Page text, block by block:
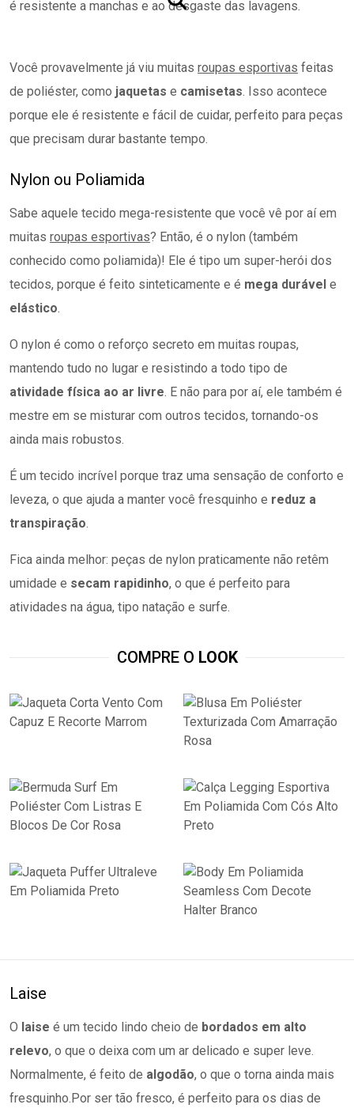
é resistente a manchas e ao desgaste das lavagens.
Você provavelmente já viu muitas roupas esportivas feitas
de poliéster, como jaquetas e camisetas. Isso acontece
porque ele é resistente e fácil de cuidar, perfeito para peças
que precisam durar bastante tempo.
Nylon ou Poliamida
Sabe aquele tecido mega-resistente que você vê por aí em
muitas roupas esportivas? Então, é o nylon (também
conhecido como poliamida)! Ele é tipo um super-herói dos
tecidos, porque é feito sinteticamente e é mega durável e
elástico.
O nylon é como o reforço secreto em muitas roupas,
mantendo tudo no lugar e resistindo a todo tipo de
atividade física ao ar livre. E não para por aí, ele também é
mestre em se misturar com outros tecidos, tornando-os
ainda mais robustos.
É um tecido incrível porque traz uma sensação de conforto e
leveza, o que ajuda a manter você fresquinho e reduz a
transpiração.
Fica ainda melhor: peças de nylon praticamente não retêm
umidade e secam rapidinho, o que é perfeito para
atividades na água, tipo natação e surfe.
COMPRE O LOOK
Laise
O laise é um tecido lindo cheio de bordados em alto
relevo, o que o deixa com um ar delicado e super leve.
Normalmente, é feito de algodão, o que o torna ainda mais
fresquinho.Por ser tão fresco, é perfeito para os dias de